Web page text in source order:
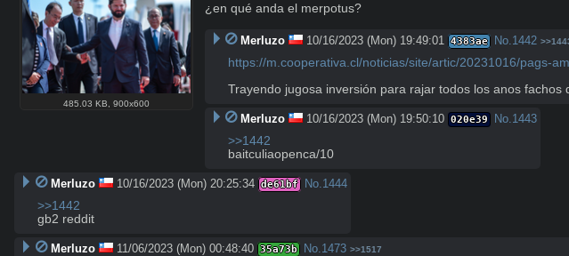
485.03 KB ,900x600
¿en qué anda el merpotus?
Merluzo 10/16/2023 (Mon) 19:49:01 4383ae No. 1442
https://m.cooperativa.cl/noticias/site/artic/20231016/pags-
Trayendo jugosa inversión para rajar todos los anos
Merluzo 10/16/2023 (Mon) 19:50:10 020e39 No. 1443
>>1442
baitculiaopenca/10
Merluzo 10/16/2023 (Mon) 20:25:34 de61bf No. 1444
>>1442
gb2 reddit
Merluzo 11/06/2023 (Mon) 00:48:40 35a73b No. 1473 >>1517